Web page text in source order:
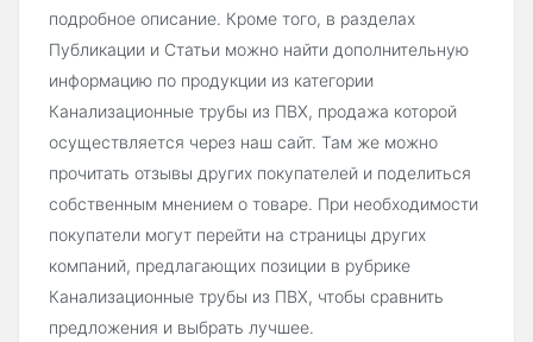
подробное описание. Кроме того, в разделах
Публикации и Статьи можно найти дополнительную
информацию по продукции из категории
Канализационные трубы из ПВХ, продажа которой
осуществляется через наш сайт. Там же можно
прочитать отзывы других покупателей и поделиться
собственным мнением о товаре. При необходимости
покупатели могут перейти на страницы других
компаний, предлагающих позиции в рубрике
Канализационные трубы из ПВХ, чтобы сравнить
предложения и выбрать лучшее.